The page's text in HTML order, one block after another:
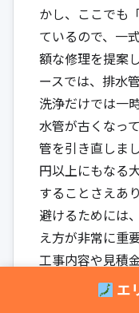
かし、ここでも
ているので、一
額な修理を提案
ースでは、排水
洗浄だけでは一
水管が古くなっ
管を引き直しま
円以上にもなる
することさえあ
避けるためには
え方が非常に重
工事内容や見積
覚えたら、その
エ